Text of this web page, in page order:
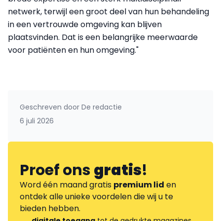
netwerk, terwijl een groot deel van hun behandeling
in een vertrouwde omgeving kan blijven
plaatsvinden. Dat is een belangrijke meerwaarde
voor patiënten en hun omgeving."
Geschreven door De redactie
6 juli 2026
Proef onsgratis!
Word één maand gratis premium lid en
ontdek alle unieke voordelen die wij u te
bieden hebben.